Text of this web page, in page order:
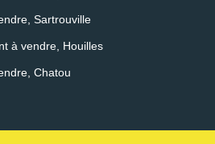
Sartrouville
à vendre, Houilles
Chatou